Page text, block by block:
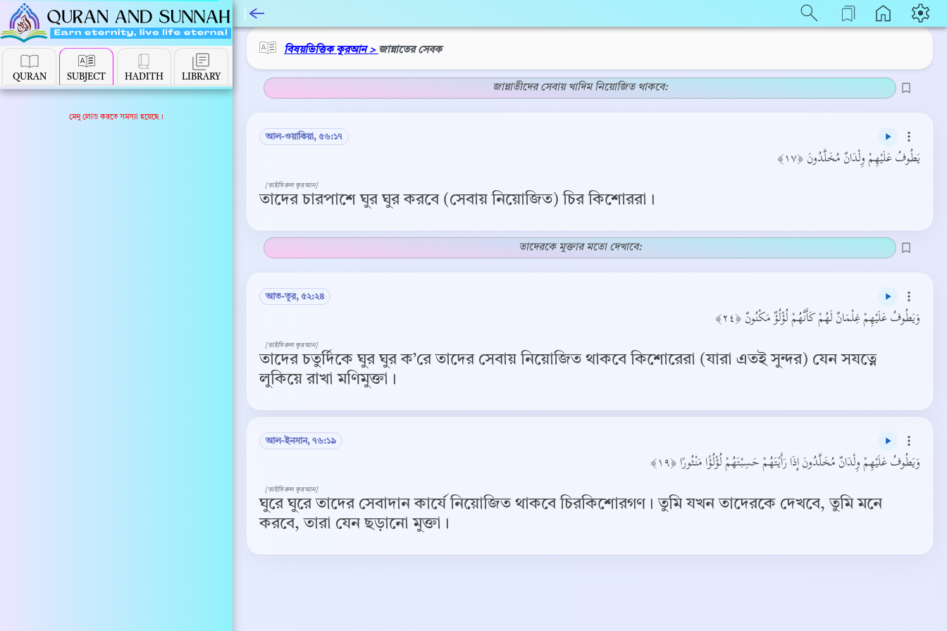
QURAN SUBJECT HADITH LIBRARY
মেনু লোড করতে সমস্যা হয়েছে।
বিষয়ভিত্তিক কুরআন > জান্নাতের সেবক
জান্নাতীদের সেবায় খাদিম নিয়োজিত থাকবে:
আল-ওয়াকিয়া, ৫৬:১৭
يَطُوفُ عَلَيْهِمْ وِلْدَانٌ مُخَلَّدُونَ ﴿١٧﴾
তাদের চারপাশে ঘুর ঘুর করবে (সেবায় নিয়োজিত) চির কিশোররা।
[তাইসিরুল কুরআন]
তাদেরকে মুক্তার মতো দেখাবে:
আত-তূর, ৫২:২৪
وَيَطُوفُ عَلَيْهِمْ غِلْمَانٌ لَهُمْ كَأَنَّهُمْ لُؤْلُؤٌ مَكْنُونٌ ﴿٢٤﴾
তাদের চতুর্দিকে ঘুর ঘুর ক’রে তাদের সেবায় নিয়োজিত থাকবে কিশোরেরা (যারা এতই সুন্দর) যেন সযত্নে
লুকিয়ে রাখা মণিমুক্তা।
[তাইসিরুল কুরআন]
আল-ইনসান, ৭৬:১৯
وَيَطُوفُ عَلَيْهِمْ وِلْدَانٌ مُخَلَّدُونَ إِذَا رَأَيْتَهُمْ حَسِبْتَهُمْ لُؤْلُؤًا مَنْثُورًا ﴿١٩﴾
ঘুরে ঘুরে তাদের সেবাদান কার্যে নিয়োজিত থাকবে চিরকিশোরগণ। তুমি যখন তাদেরকে দেখবে, তুমি মনে
করবে, তারা যেন ছড়ানো মুক্তা।
[তাইসিরুল কুরআন]